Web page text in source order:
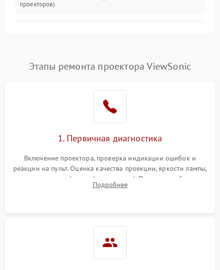
проекторов)
Нестабильная яркость или
контраст
4000 ₽ Подробнее →
Неравномерная подсветка
автоматическая коррекция
трапеции (Keystone)
Проблемы с
масштабированием
Подробнее →
Этапы ремонта проектора ViewSonic
1. Первичная диагностика
Включение проектора, проверка индикации ошибок и
реакции на пульт. Оценка качества проекции, яркости лампы,
наличия артефактов (точки, пятна). Проверка работы
системы охлаждения по уровню шума вентиляторов.
Подробнее